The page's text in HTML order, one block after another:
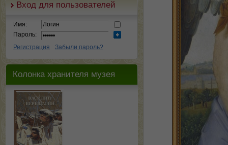
Вход для пользователей
Имя:
Пароль:
Регистрация
Забыли пароль?
Колонка хранителя музея